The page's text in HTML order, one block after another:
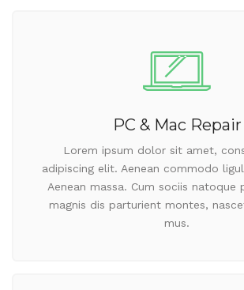
PC & Mac Repair
Lorem ipsum dolor sit amet,
adipiscing elit. Aenean commodo
Aenean massa. Cum sociis natoque
magnis dis parturient montes,
mus.